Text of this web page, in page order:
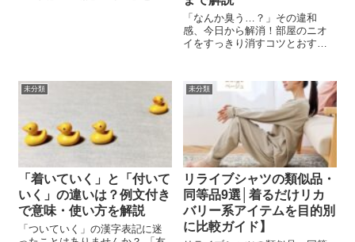
「なんか臭う…？」その違和
感、今日から解消！部屋のニオ
イをすっきり消すコツとおすす
未分類
「着いていく」と「付いて
いく」の違いは？例文付き
で意味・使い方を解説
「ついていく」の漢字表記に迷
未分類
リライブシャツの類似品・
同等品9選│着るだけリカ
バリー系アイテムを目的別
に比較ガイド】